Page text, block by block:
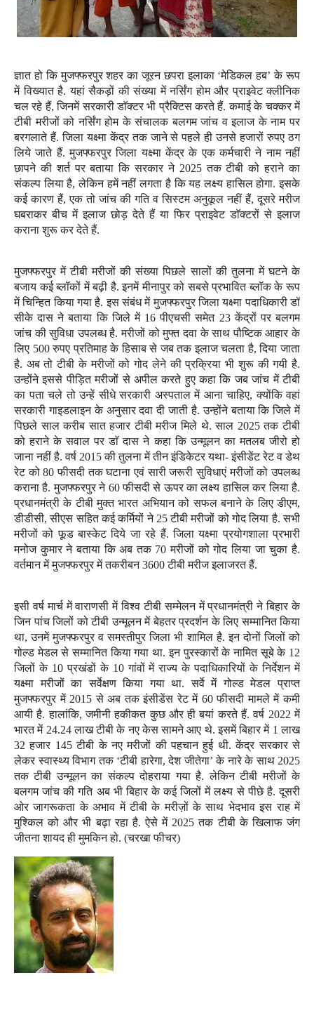
ज्ञात हो कि मुजफ्फरपुर शहर का जूरन छपरा इलाका ‘मेडिकल हब’ के रूप
में विख्यात है. यहां सैकड़ों की संख्या में नर्सिंग होम और प्राइवेट क्लीनिक
चल रहे हैं, जिनमें सरकारी डाॅक्टर भी प्रैक्टिस करते हैं. कमाई के चक्कर में
टीबी मरीजों को नर्सिंग होम के संचालक बलगम जांच व इलाज के नाम पर
बरगलाते हैं. जिला यक्ष्मा केंद्र तक जाने से पहले ही उनसे हजारों रुपए ठग
लिये जाते हैं. मुजफ्फरपुर जिला यक्ष्मा केंद्र के एक कर्मचारी ने नाम नहीं
छापने की शर्त पर बताया कि सरकार ने 2025 तक टीबी को हराने का
संकल्प लिया है, लेकिन हमें नहीं लगता है कि यह लक्ष्य हासिल होगा. इसके
कई कारण हैं, एक तो जांच की गति व सिस्टम अनुकूल नहीं हैं, दूसरे मरीज
घबराकर बीच में इलाज छोड़ देते हैं या फिर प्राइवेट डाॅक्टरों से इलाज
कराना शुरू कर देते हैं.
मुजफ्फरपुर में टीबी मरीजों की संख्या पिछले सालों की तुलना में घटने के
बजाय कई ब्लॉकों में बढ़ी है. इनमें मीनापुर को सबसे प्रभावित ब्लॉक के रूप
में चिन्हित किया गया है. इस संबंध मेंमुजफ्फरपुर जिला यक्ष्मा पदाधिकारी डॉ
सीके दास ने बताया कि जिले में 16 पीएचसी समेत 23 केंद्रों पर बलगम
जांच की सुविधा उपलब्ध है. मरीजों को मुफ्त दवा के साथ पौष्टिक आहार के
लिए 500 रुपए प्रतिमाह के हिसाब से जब तक इलाज चलता है, दिया जाता
है. अब तो टीबी के मरीजों को गोद लेने की प्रक्रिया भी शुरू की गयी है.
उन्होंने इससे पीड़ित मरीजों से अपील करते हुए कहा कि जब जांच में टीबी
का पता चले तो उन्हें सीधे सरकारी अस्पताल में आना चाहिए, क्योंकि वहां
सरकारी गाइडलाइन के अनुसार दवा दी जाती है. उन्होंने बताया कि जिले में
पिछले साल करीब सात हजार टीबी मरीज मिले थे. साल 2025 तक टीबी
को हराने के सवाल पर डाॅ दास ने कहा कि उन्मूलन का मतलब जीरो हो
जाना नहीं है. वर्ष 2015 की तुलना में तीन इंडिकेटर यथा- इंसीडेंट रेट व डेथ
रेट को 80 फीसदी तक घटाना एवं सारी जरूरी सुविधाएं मरीजों को उपलब्ध
कराना है. मुजफ्फरपुर ने 60 फीसदी से ऊपर का लक्ष्य हासिल कर लिया है.
प्रधानमंत्री के टीबी मुक्त भारत अभियान को सफल बनाने के लिए डीएम,
डीडीसी, सीएस सहित कई कर्मियों ने 25 टीबी मरीजों को गोद लिया है. सभी
मरीजों को फूड बास्केट दिये जा रहे हैं. जिला यक्ष्मा प्रयोगशाला प्रभारी
मनोज कुमार ने बताया कि अब तक 70 मरीजों को गोद लिया जा चुका है.
वर्तमान में मुजफ्फरपुर में तकरीबन 3600 टीबी मरीज इलाजरत हैं.
इसी वर्ष मार्च में वाराणसी में विश्व टीबी सम्मेलन में प्रधानमंत्री ने बिहार के
जिन पांच जिलों को टीबी उन्मूलन में बेहतर प्रदर्शन के लिए सम्मानित किया
था, उनमें मुजफ्फरपुर व समस्तीपुर जिला भी शामिल है. इन दोनों जिलों को
गोल्ड मेडल से सम्मानित किया गया था. इन पुरस्कारों के नामित सूबे के 12
जिलों के 10 प्रखंडों के 10 गांवों में राज्य के पदाधिकारियों के निर्देशन में
यक्ष्मा मरीजों का सर्वेक्षण किया गया था. सर्वे में गोल्ड मेडल प्राप्त
मुजफ्फरपुर में 2015 से अब तक इंसीडेंस रेट में 60 फीसदी मामले में कमी
आयी है. हालांकि, जमीनी हकीकत कुछ और ही बयां करते हैं. वर्ष 2022 में
भारत में 24.24 लाख टीबी के नए केस सामने आए थे. इसमें बिहार में 1 लाख
32 हजार 145 टीबी के नए मरीजों की पहचान हुई थी. केंद्र सरकार से
लेकर स्वास्थ्य विभाग तक ‘टीबी हारेगा, देश जीतेगा’ के नारे के साथ 2025
तक टीबी उन्मूलन का संकल्प दोहराया गया है. लेकिन टीबी मरीजों के
बलगम जांच की गति अब भी बिहार के कई जिलों में लक्ष्य से पीछे है. दूसरी
ओर जागरूकता के अभाव में टीबी के मरीज़ों के साथ भेदभाव इस राह में
मुश्किल को और भी बढ़ा रहा है. ऐसे में 2025 तक टीबी के खिलाफ जंग
जीतना शायद ही मुमकिन हो. (चरखा फीचर)